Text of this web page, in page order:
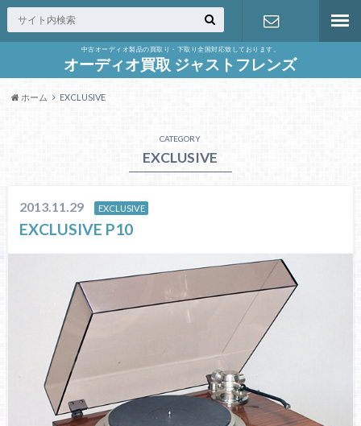
中古オーディオ製品の買取り・下取り全国対応致しております。
オーディオ買取 ジャストフレンズ
お問合せ
ホーム EXCLUSIVE
CATEGORY
EXCLUSIVE
2013.11.29 EXCLUSIVE
EXCLUSIVE P10